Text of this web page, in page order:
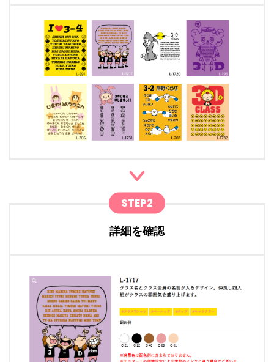
STEP2
詳細を確認